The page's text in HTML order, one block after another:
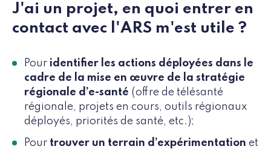
J'ai un projet, en quoi entrer en
contact avec l'ARS m'est utile ?
Pour identifier les actions déployées dans le
cadre de la mise en œuvre de la stratégie
régionale d’e-santé (offre de télésanté
régionale, projets en cours, outils régionaux
déployés, priorités de santé, etc.);
Pour trouver un terrain d’expérimentation et